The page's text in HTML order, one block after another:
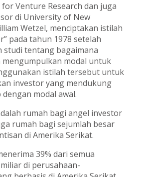
Venture Research dan juga
di University of New
Wetzel, menciptakan istilah
pada tahun 1978 setelah
studi tentang bagaimana
mengumpulkan modal untuk
istilah tersebut untuk
investor yang mendukung
modal awal.
rumah bagi angel investor
rumah bagi sejumlah besar
di Amerika Serikat.
39% dari semua
di perusahaan-